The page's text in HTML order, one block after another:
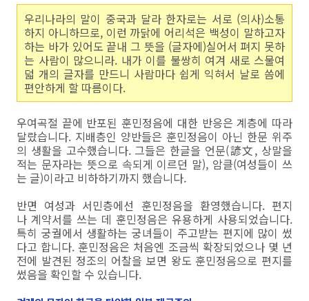
우리나라의 말이 중국과 달라 한자로는 서로 (의사)소통
하지 아니하므로, 이런 까닭에 어리석은 백성이 말하고자
하는 바가 있어도 끝내 그 뜻을 (글자에)실어서 펴지 못하
는 사람이 많으니라. 내가 이를 불쌍히 여겨 새로 스물여
덟 개의 글자를 만드니 사람마다 쉽게 익혀서 날로 씀에
편안하게 할 따름이다.
우여곡절 끝에 반포된 훈민정음에 대한 반응은 계층에 따라
달랐습니다. 지배층인 양반들은 훈민정음이 아닌 한문 위주
의 생활을 고수했습니다. 그들은 한글을 언문(諺文, 상말을
적는 문자라는 뜻으로 속되게 이르던 말), 암클(여성들이 쓰
는 글)이라고 비하하기까지 했습니다.
반면 여성과 서민층에선 훈민정음을 환영했습니다. 편지
나 계약서를 쓰는 데 훈민정음은 유용하게 사용되었습니다.
특히 궁궐에서 생활하는 궁녀들이 주고받는 편지에 많이 썼
다고 합니다. 훈민정음은 처음엔 조금씩 확장되었으나 몇 년
전에 발견된 정조의 어찰을 보면 왕도 훈민정음으로 편지를
썼음을 확인할 수 있습니다.